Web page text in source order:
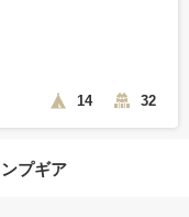
14 32
プギア